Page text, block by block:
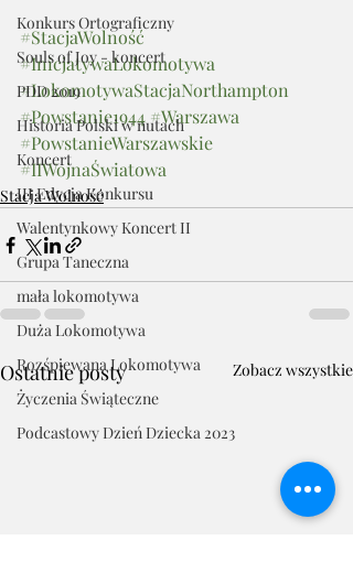
Konkurs Ortograficzny
Souls of Joy - koncert
PDD 2019
Historia Polski w nutach
Koncert
III Edycja Konkursu
Walentynkowy Koncert II
Grupa Taneczna
mała lokomotywa
Duża Lokomotywa
Rozśpiewana Lokomotywa
Życzenia Świąteczne
Podcastowy Dzień Dziecka 2023
#StacjaWolność
#InicjatywaLokomotywa
#LokomotywaStacjaNorthampton
#Powstanie1944 #Warszawa
#PowstanieWarszawskie
#IIWojnaŚwiatowa
Stacja Wolność
Ostatnie posty Zobacz wszystkie